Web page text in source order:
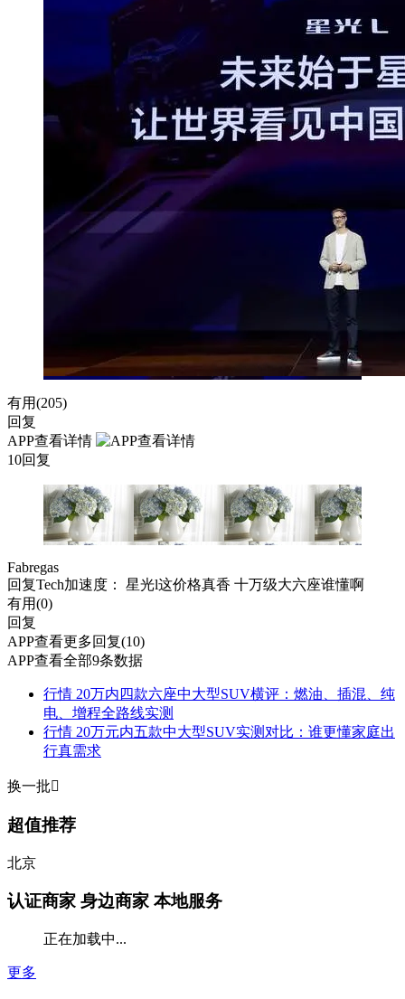
有用(205)
回复
APP查看详情
10回复
Fabregas
回复Tech加速度 ： 星光l这价格真香 十万级大六座谁懂啊
有用(0)
回复
APP查看更多回复(10)
APP查看全部9条数据
行情 20万内四款六座中大型SUV横评：燃油、插混、纯
电、增程全路线实测
行情 20万元内五款中大型SUV实测对比：谁更懂家庭出
行真需求
换一批
超值推荐
北京
认证商家 身边商家 本地服务
正在加载中...
更多